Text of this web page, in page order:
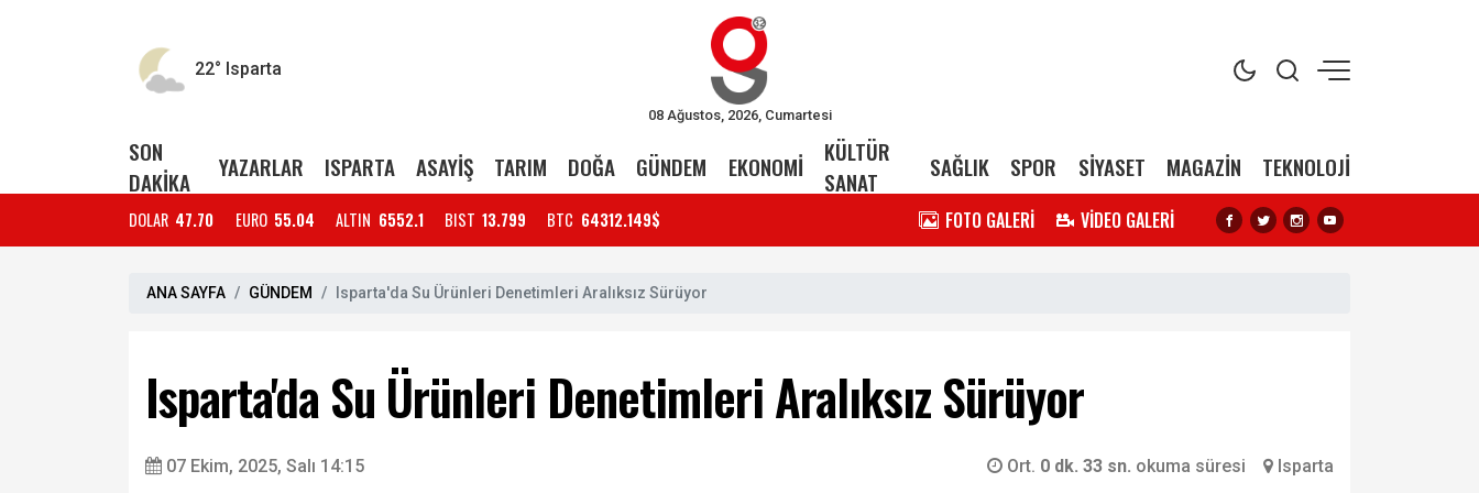
22° Isparta
08 Ağustos, 2026, Cumartesi
SON
DAKİKA
YAZARLAR ISPARTA ASAYİŞ TARIM DOĞA GÜNDEM EKONOMİ
KÜLTÜR
SANAT
SAĞLIK SPOR SİYASET MAGAZİN TEKNOLOJİ
DOLAR 47.70 EURO 55.04 ALTIN 6552.1 BIST 13.799 BTC 64312.149$ FOTO GALERİ VİDEO GALERİ
ANA SAYFA GÜNDEM Isparta'da Su Ürünleri Denetimleri Aralıksız Sürüyor
Isparta'da Su Ürünleri Denetimleri Aralıksız Sürüyor
07 Ekim, 2025, Salı 14:15 Ort. 0 dk. 33 sn. okuma süresi Isparta